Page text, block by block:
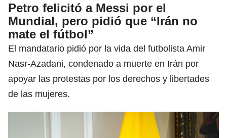
Petro felicitó a Messi por el
Mundial, pero pidió que “Irán no
mate el fútbol”
El mandatario pidió por la vida del futbolista Amir
Nasr-Azadani, condenado a muerte en Irán por
apoyar las protestas por los derechos y libertades
de las mujeres.